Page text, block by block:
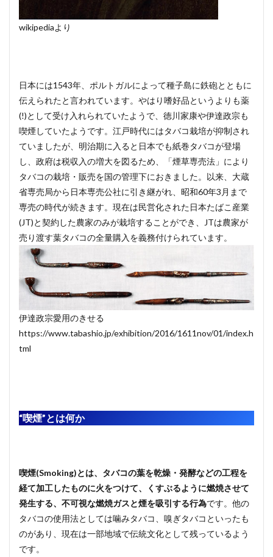
wikipediaより
日本には1543年、ポルトガルによって種子島に鉄砲とともに
伝えられたと言われています。やはり嗜好品というよりも薬
(!)として受け入れられていたようで、徳川家康や伊達政宗も
喫煙していたようです。江戸時代にはタバコ栽培が抑制され
ていましたが、明治期に入ると日本でも紙巻タバコが登場
し、政府は税収入の増大を図るため、「煙草専売法」により
タバコの栽培・販売を国の管理下におきました。以来、大蔵
省専売局から日本専売公社に引き継がれ、昭和60年3月まで
専売の時代が続きます。現在は民営化された日本たばこ産業
(JT)と契約した農家のみが栽培することができ、JTは農家が
売り渡す葉タバコの全量購入を義務付けられています。
伊達政宗愛用のきせる
https://www.tabashio.jp/exhibition/2016/1611nov/01/index.h
tml
“喫煙”とは何か
喫煙(Smoking)とは、タバコの葉を乾燥・発酵などの工程を
経て加工したものに火をつけて、くすぶるように燃焼させて
発生する、不可視な燃焼ガスと煙を吸引する行為です。他の
タバコの使用法としては噛みタバコ、嗅ぎタバコといったも
のがあり、現在は一部地域で伝統文化として残っているよう
です。